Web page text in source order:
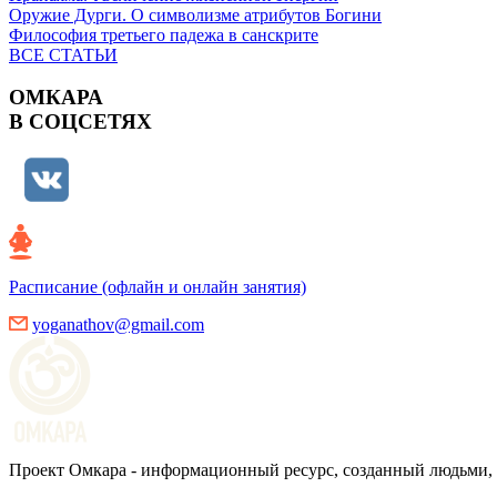
Оружие Дурги. О символизме атрибутов Богини
Философия третьего падежа в санскрите
ВСЕ СТАТЬИ
ОМКАРА
В СОЦСЕТЯХ
Расписание (офлайн и онлайн занятия)
yoganathov@gmail.com
Проект Омкара - информационный ресурс, созданный